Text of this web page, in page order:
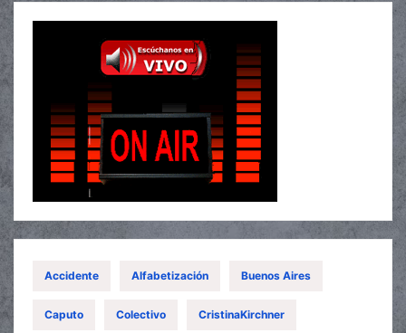
Accidente Alfabetización Buenos Aires
Caputo Colectivo CristinaKirchner